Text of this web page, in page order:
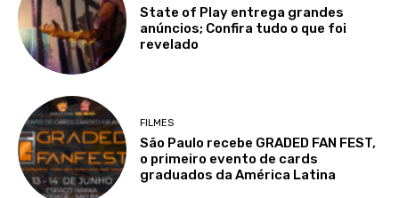
State of Play entrega grandes
anúncios; Confira tudo o que foi
revelado
FILMES
São Paulo recebe GRADED FAN FEST,
o primeiro evento de cards
graduados da América Latina